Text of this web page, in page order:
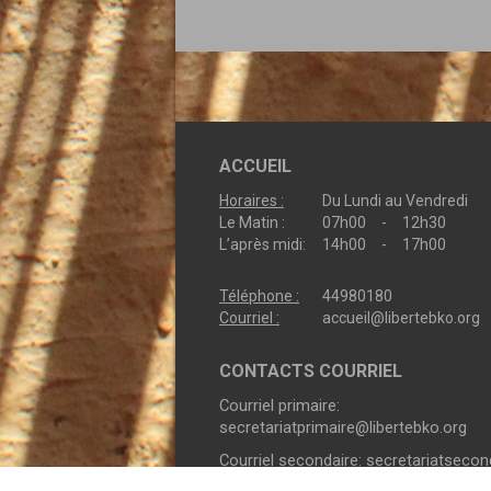
ACCUEIL
Horaires :
Le Matin :
L’après midi:
Du Lundi au Vendredi
07h00 - 12h30
14h00 - 17h00
Téléphone :
Courriel :
44980180
accueil@libertebko.org
CONTACTS COURRIEL
Courriel primaire:
secretariatprimaire@libertebko.org
Courriel secondaire: